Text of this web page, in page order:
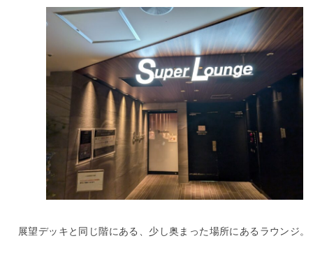
展望デッキと同じ階にある、少し奥まった場所にあるラウンジ。